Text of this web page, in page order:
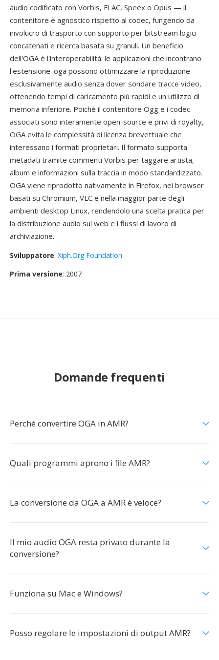
audio codificato con Vorbis, FLAC, Speex o Opus — il
contenitore è agnostico rispetto al codec, fungendo da
involucro di trasporto con supporto per bitstream logici
concatenati e ricerca basata su granuli. Un beneficio
dell'OGA è l'interoperabilità: le applicazioni che incontrano
l'estensione .oga possono ottimizzare la riproduzione
esclusivamente audio senza dover sondare tracce video,
ottenendo tempi di caricamento più rapidi e un utilizzo di
memoria inferiore. Poichè il contenitore Ogg e i codec
associati sono interamente open-source e privi di royalty,
OGA evita le complessità di licenza brevettuale che
interessano i formati proprietari. Il formato supporta
metadati tramite commenti Vorbis per taggare artista,
album e informazioni sulla traccia in modo standardizzato.
OGA viene riprodotto nativamente in Firefox, nei browser
basati su Chromium, VLC e nella maggior parte degli
ambienti desktop Linux, rendendolo una scelta pratica per
la distribuzione audio sul web e i flussi di lavoro di
archiviazione.
Sviluppatore: Xiph.Org Foundation
Prima versione: 2007
Domande frequenti
Perché convertire OGA in AMR?
Quali programmi aprono i file AMR?
La conversione da OGA a AMR è veloce?
Il mio audio OGA resta privato durante la
conversione?
Funziona su Mac e Windows?
Posso regolare le impostazioni di output AMR?